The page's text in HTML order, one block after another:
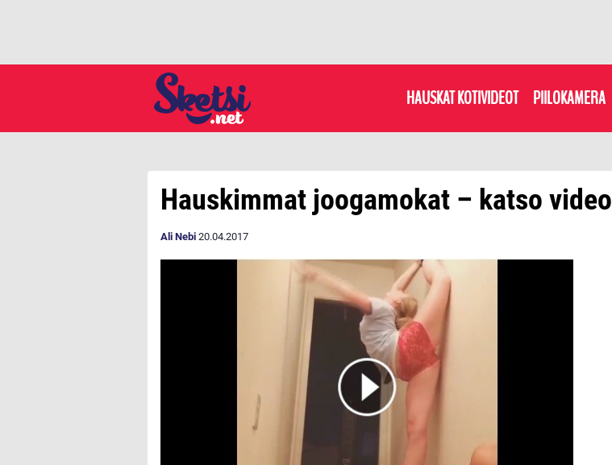
HAUSKAT KOTIVIDEOT PIILOKAMERA
Hauskimmat joogamokat – katso video
Ali Nebi 20.04.2017